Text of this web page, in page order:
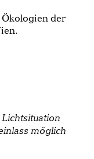
der
möglich